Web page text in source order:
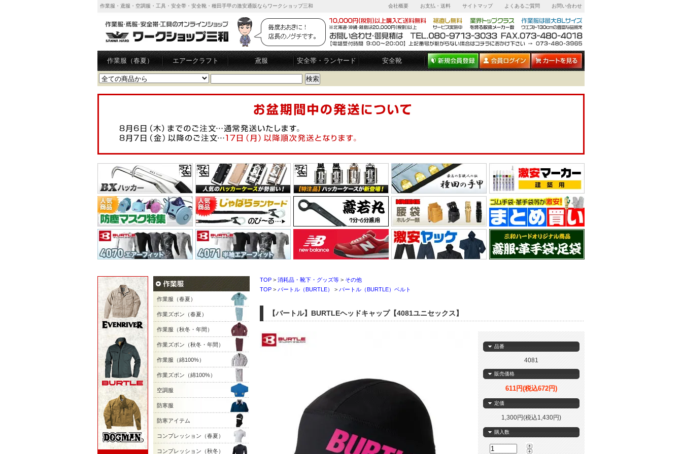
作業服・鳶服・空調服・工具・安全帯・安全靴・種田手甲の激安通販ならワークショップ三和 会社概要 お支払・送料 サイトマップ よくあるご質問 お問い合わせ
作業服（春夏） エアークラフト 鳶服 安全帯・ランヤード 安全靴
TOP > 消耗品・靴下・グッズ等 > その他
TOP > バートル（BURTLE） > バートル（BURTLE）ベルト
【バートル】BURTLEヘッドキャップ【4081ユニセックス】
品番
4081
販売価格
611円(税込672円)
定価
1,300円(税込1,430円)
購入数
作業服（春夏）
作業ズボン（春夏）
作業服（秋冬・年間）
作業ズボン（秋冬・年間）
作業服（綿100%）
作業ズボン（綿100%）
空調服
防寒服
防寒アイテム
コンプレッション（春夏）
コンプレッション（秋冬）